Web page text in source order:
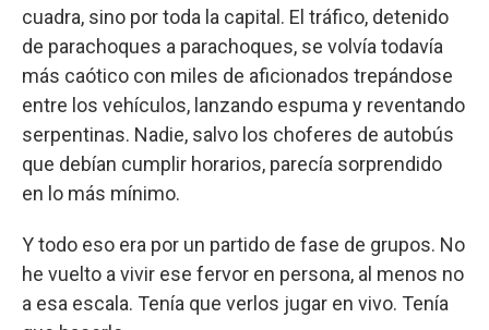
cuadra, sino por toda la capital. El tráfico, detenido
de parachoques a parachoques, se volvía todavía
más caótico con miles de aficionados trepándose
entre los vehículos, lanzando espuma y reventando
serpentinas. Nadie, salvo los choferes de autobús
que debían cumplir horarios, parecía sorprendido
en lo más mínimo.
Y todo eso era por un partido de fase de grupos. No
he vuelto a vivir ese fervor en persona, al menos no
a esa escala. Tenía que verlos jugar en vivo. Tenía